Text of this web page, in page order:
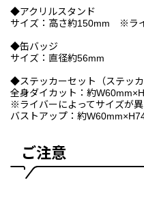
◆アクリルスタンド
サイズ：高さ約150mm ※ラ
◆缶バッジ
サイズ：直径約56mm
◆ステッカーセット（ステッカ
全身ダイカット：約
※ライバーによってサイズが異
バストアップ：約
ご注意